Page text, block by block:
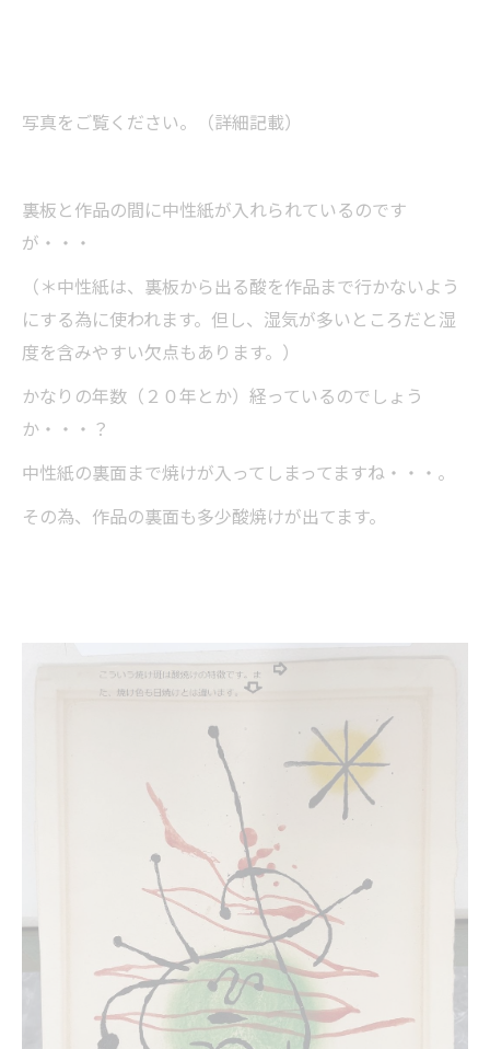
写真をご覧ください。（詳細記載）
裏板と作品の間に中性紙が入れられているのです
が・・・
（＊中性紙は、裏板から出る酸を作品まで行かないよう
にする為に使われます。但し、湿気が多いところだと湿
度を含みやすい欠点もあります。）
かなりの年数（２０年とか）経っているのでしょう
か・・・？
中性紙の裏面まで焼けが入ってしまってますね・・・。
その為、作品の裏面も多少酸焼けが出てます。